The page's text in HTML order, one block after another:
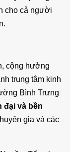
cho cả người
cộng hưởng
trung tâm kinh
Bình Trưng
đại và bền
gia và các